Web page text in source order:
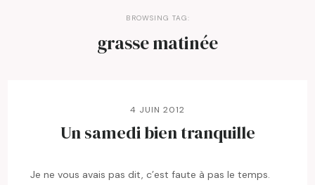
BROWSING TAG:
grasse matinée
4 JUIN 2012
Un samedi bien tranquille
Je ne vous avais pas dit, c’est faute à pas le temps.